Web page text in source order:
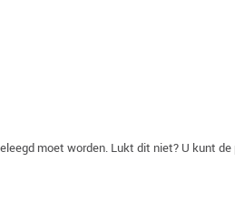
moet worden. Lukt dit niet? U kunt